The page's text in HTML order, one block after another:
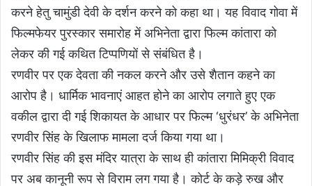
करने हेतु चामुंडी देवी के दर्शन करने को कहा था। यह विवाद गोवा में
फिल्मफेयर पुरस्कार समारोह में अभिनेता द्वारा फिल्म कांतारा को
लेकर की गई कथित टिप्पणियों से संबंधित है।
रणवीर पर एक देवता की नकल करने और उसे शैतान कहने का
आरोप है। धार्मिक भावनाएं आहत होने का आरोप लगाते हुए एक
वकील द्वारा दी गई शिकायत के आधार पर फिल्म ‘धुरंधर’ के अभिनेता
रणवीर सिंह के खिलाफ मामला दर्ज किया गया था।
रणवीर सिंह की इस मंदिर यात्रा के साथ ही कांतारा मिमिक्री विवाद
पर अब कानूनी रूप से विराम लग गया है। कोर्ट के कड़े रुख और